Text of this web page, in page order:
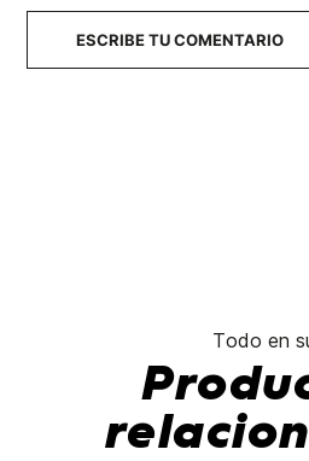
ESCRIBE TU COMENTARIO
Todo en